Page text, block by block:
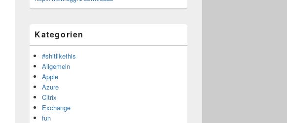
Kategorien
#shitlikethis
Allgemein
Apple
Azure
Citrix
Exchange
fun